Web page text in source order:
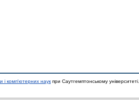
і комп'ютерних наук при Саутгемптонському університеті.